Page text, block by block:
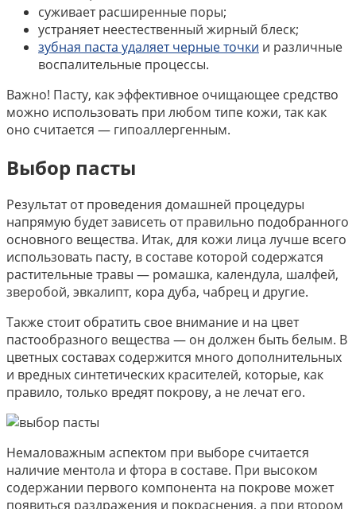
суживает расширенные поры;
устраняет неестественный жирный блеск;
зубная паста удаляет черные точки и различные
воспалительные процессы.
Важно! Пасту, как эффективное очищающее средство
можно использовать при любом типе кожи, так как
оно считается — гипоаллергенным.
Выбор пасты
Результат от проведения домашней процедуры
напрямую будет зависеть от правильно подобранного
основного вещества. Итак, для кожи лица лучше всего
использовать пасту, в составе которой содержатся
растительные травы — ромашка, календула, шалфей,
зверобой, эвкалипт, кора дуба, чабрец и другие.
Также стоит обратить свое внимание и на цвет
пастообразного вещества — он должен быть белым. В
цветных составах содержится много дополнительных
и вредных синтетических красителей, которые, как
правило, только вредят покрову, а не лечат его.
Немаловажным аспектом при выборе считается
наличие ментола и фтора в составе. При высоком
содержании первого компонента на покрове может
появиться раздражения и покраснения, а при втором